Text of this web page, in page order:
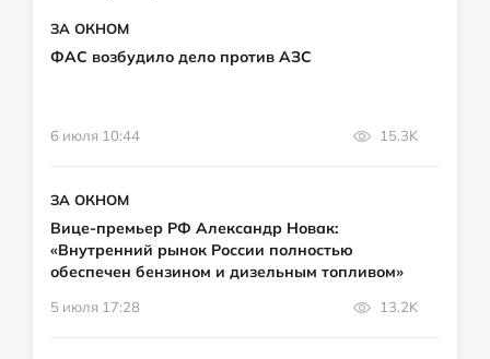
ЗА ОКНОМ
ФАС возбудило дело против АЗС
6 июля 10:44 15.3K
ЗА ОКНОМ
Вице-премьер РФ Александр Новак:
«Внутренний рынок России полностью
обеспечен бензином и дизельным топливом»
5 июля 17:28 13.2K